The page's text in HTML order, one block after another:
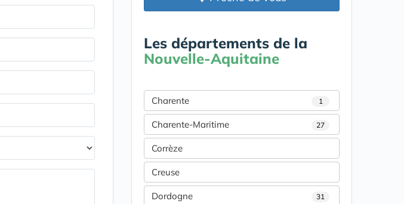
Les départements de la
Nouvelle-Aquitaine
Charente 1
Charente-Maritime 27
Corrèze
Creuse
Dordogne 31